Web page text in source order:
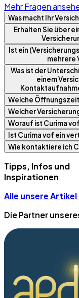
Mehr Fragen
Was macht Ihr
Erhalten Sie über
Ist ein
mehrere
Was ist der
einem
Welche
Welcher
Worauf ist Curima
Ist Curima vof ein
Wie kontaktiere ich
Tipps, Infos und
Inspirationen
Alle unsere Artikel
Die Partner